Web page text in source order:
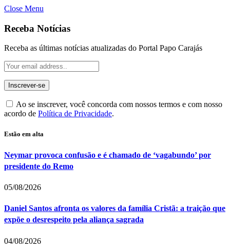
Close Menu
Receba Notícias
Receba as últimas notícias atualizadas do Portal Papo Carajás
Ao se inscrever, você concorda com nossos termos e com nosso
acordo de Política de Privacidade.
Estão em alta
Neymar provoca confusão e é chamado de ‘vagabundo’ por
presidente do Remo
05/08/2026
Daniel Santos afronta os valores da família Cristã: a traição que
expõe o desrespeito pela aliança sagrada
04/08/2026